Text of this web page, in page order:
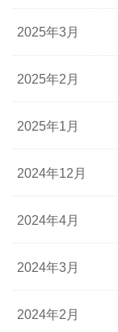
2025年3月
2025年2月
2025年1月
2024年12月
2024年4月
2024年3月
2024年2月